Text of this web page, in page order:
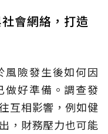
會網絡，打造
風險發生後如何因
做好準備。調查發
互相影響，例如健
，財務壓力也可能